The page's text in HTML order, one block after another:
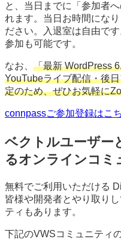
と、当日までに「参加者
れます。当日お時間にな
ださい。入退室は自由で
参加も可能です。
なお、 「最新 WordPress
YouTubeライブ配信・後
定のため、ぜひお気軽に
connpassご参加登録はこ
ベクトルユーザー
るオンラインコミ
無料でご利用いただける
皆様や開発者とやり取り
ティもあります。
下記のVWSコミュニティ